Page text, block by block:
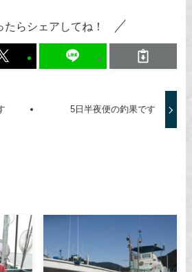
たらシェアしてね！
5日半夜便の釣果です